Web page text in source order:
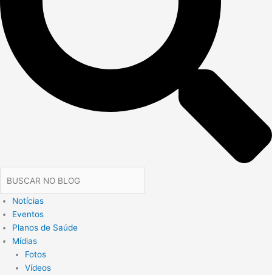
Notícias
Eventos
Planos de Saúde
Mídias
Fotos
Vídeos